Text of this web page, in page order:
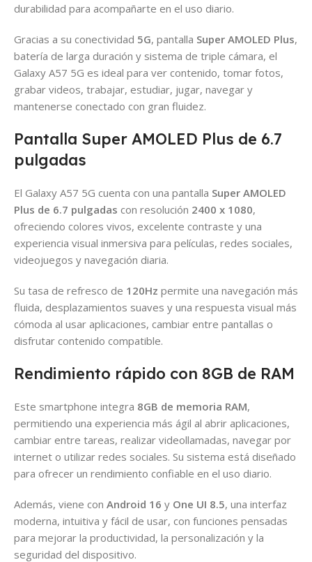
durabilidad para acompañarte en el uso diario.
Gracias a su conectividad 5G, pantalla Super AMOLED Plus,
batería de larga duración y sistema de triple cámara, el
Galaxy A57 5G es ideal para ver contenido, tomar fotos,
grabar videos, trabajar, estudiar, jugar, navegar y
mantenerse conectado con gran fluidez.
Pantalla Super AMOLED Plus de 6.7
pulgadas
El Galaxy A57 5G cuenta con una pantalla Super AMOLED
Plus de 6.7 pulgadas con resolución 2400 x 1080,
ofreciendo colores vivos, excelente contraste y una
experiencia visual inmersiva para películas, redes sociales,
videojuegos y navegación diaria.
Su tasa de refresco de 120Hz permite una navegación más
fluida, desplazamientos suaves y una respuesta visual más
cómoda al usar aplicaciones, cambiar entre pantallas o
disfrutar contenido compatible.
Rendimiento rápido con 8GB de RAM
Este smartphone integra 8GB de memoria RAM,
permitiendo una experiencia más ágil al abrir aplicaciones,
cambiar entre tareas, realizar videollamadas, navegar por
internet o utilizar redes sociales. Su sistema está diseñado
para ofrecer un rendimiento confiable en el uso diario.
Además, viene con Android 16 y One UI 8.5, una interfaz
moderna, intuitiva y fácil de usar, con funciones pensadas
para mejorar la productividad, la personalización y la
seguridad del dispositivo.